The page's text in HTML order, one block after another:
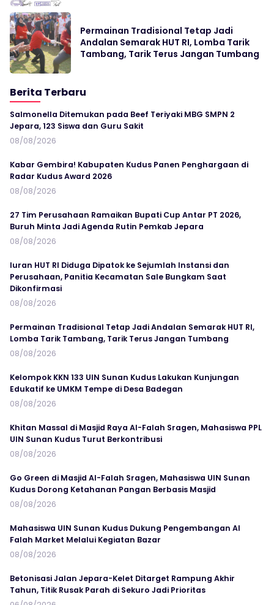
Permainan Tradisional Tetap Jadi
Andalan Semarak HUT RI, Lomba Tarik
Tambang, Tarik Terus Jangan Tumbang
Berita Terbaru
Salmonella Ditemukan pada Beef Teriyaki MBG SMPN 2
Jepara, 123 Siswa dan Guru Sakit
08/08/2026
Kabar Gembira! Kabupaten Kudus Panen Penghargaan di
Radar Kudus Award 2026
08/08/2026
27 Tim Perusahaan Ramaikan Bupati Cup Antar PT 2026,
Buruh Minta Jadi Agenda Rutin Pemkab Jepara
08/08/2026
Iuran HUT RI Diduga Dipatok ke Sejumlah Instansi dan
Perusahaan, Panitia Kecamatan Sale Bungkam Saat
Dikonfirmasi
08/08/2026
Permainan Tradisional Tetap Jadi Andalan Semarak HUT RI,
Lomba Tarik Tambang, Tarik Terus Jangan Tumbang
08/08/2026
Kelompok KKN 133 UIN Sunan Kudus Lakukan Kunjungan
Edukatif ke UMKM Tempe di Desa Badegan
08/08/2026
Khitan Massal di Masjid Raya Al-Falah Sragen, Mahasiswa PPL
UIN Sunan Kudus Turut Berkontribusi
08/08/2026
Go Green di Masjid Al-Falah Sragen, Mahasiswa UIN Sunan
Kudus Dorong Ketahanan Pangan Berbasis Masjid
08/08/2026
Mahasiswa UIN Sunan Kudus Dukung Pengembangan Al
Falah Market Melalui Kegiatan Bazar
08/08/2026
Betonisasi Jalan Jepara-Kelet Ditarget Rampung Akhir
Tahun, Titik Rusak Parah di Sekuro Jadi Prioritas